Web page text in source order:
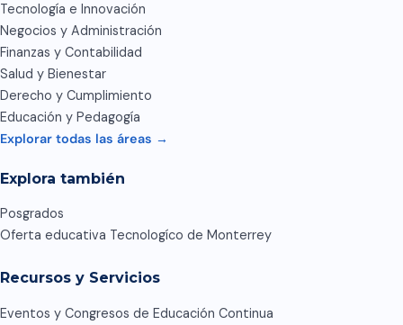
Tecnología e Innovación
Negocios y Administración
Finanzas y Contabilidad
Salud y Bienestar
Derecho y Cumplimiento
Educación y Pedagogía
Explorar todas las áreas →
Explora también
Posgrados
Oferta educativa Tecnologíco de Monterrey
Recursos y Servicios
Eventos y Congresos de Educación Continua